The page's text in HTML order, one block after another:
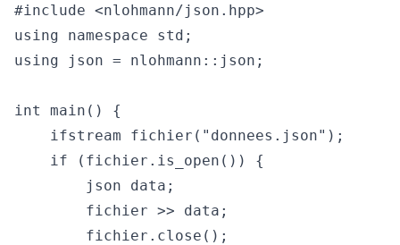
#include <nlohmann/json.hpp>
using namespace std;
using json = nlohmann::json;
int main() {
    ifstream fichier("donnees.json");
    if (fichier.is_open()) {
        json data;
        fichier >> data;
        fichier.close();